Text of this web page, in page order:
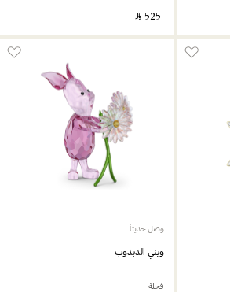
‎ ⃁ ⁦525⁩ ‎
وصل حديثاً
ويني الدبدوب
فجلة